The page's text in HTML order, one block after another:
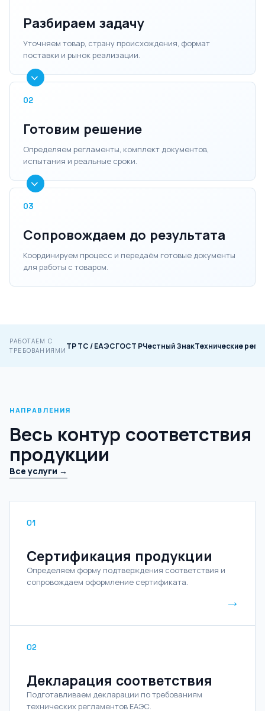
Разбираем задачу
Уточняем товар, страну происхождения, формат
поставки и рынок реализации.
02
Готовим решение
Определяем регламенты, комплект документов,
испытания и реальные сроки.
03
Сопровождаем до результата
Координируем процесс и передаём готовые документы
для работы с товаром.
РАБОТАЕМ С
ТРЕБОВАНИЯМИ ТР ТС / ЕАЭСГОСТ РЧестный ЗнакТехнические
НАПРАВЛЕНИЯ
Весь контур соответствия
продукции
Все услуги →
01
Сертификация продукции
Определяем форму подтверждения соответствия и
сопровождаем оформление сертификата.
→
02
Декларация соответствия
Подготавливаем декларации по требованиям
технических регламентов ЕАЭС.